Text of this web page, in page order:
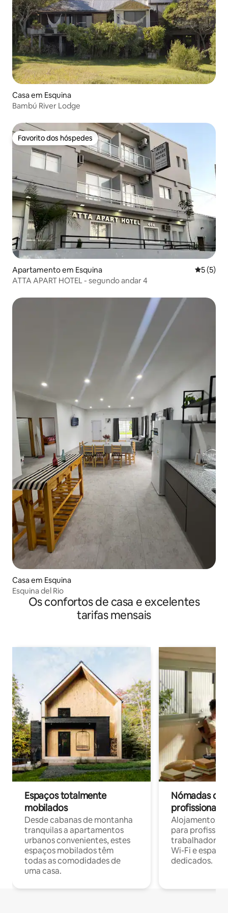
Casa em Esquina
Bambú River Lodge
Favorito dos hóspedes
Favorito dos hóspedes
Apartamento em Esquina
5 (5)
ATTA APART HOTEL - segundo andar 4
Casa em Esquina
Esquina del Rio
Os confortos de casa e excelentes
tarifas mensais
Espaços totalmente
mobilados
Desde cabanas de montanha
tranquilas a apartamentos
urbanos convenientes, estes
espaços mobilados têm
todas as comodidades de
uma casa.
Nómadas
profissionais
Alojamentos
para
trabalhadores
Wi-Fi e
dedicados.